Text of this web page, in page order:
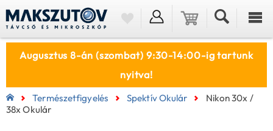
Augusztus 8-án (szombat) 9:30-14:00-ig tartunk
nyitva!
Természetfigyelés Spektív Okulár
Nikon 30x /
38x Okulár